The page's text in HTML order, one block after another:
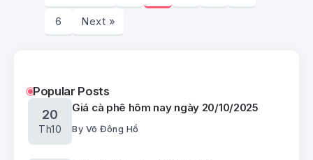
6 Next »
Popular Posts
20
Th10
Giá cà phê hôm nay ngày 20/10/2025
By Võ Đông Hồ